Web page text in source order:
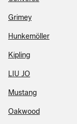
Grimey
Hunkemöller
Kipling
LIU JO
Mustang
Oakwood